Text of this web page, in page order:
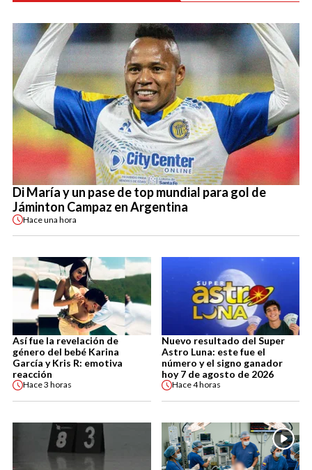
Di María y un pase de top mundial para gol de
Jáminton Campaz en Argentina
Haceuna hora
Así fue la revelación de
género del bebé Karina
García y Kris R: emotiva
reacción
Hace3 horas
Nuevo resultado del Super
Astro Luna: este fue el
número y el signo ganador
hoy 7 de agosto de 2026
Hace4 horas